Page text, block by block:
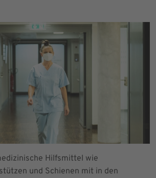
Hilfsmittel wie
und Schienen mit in den